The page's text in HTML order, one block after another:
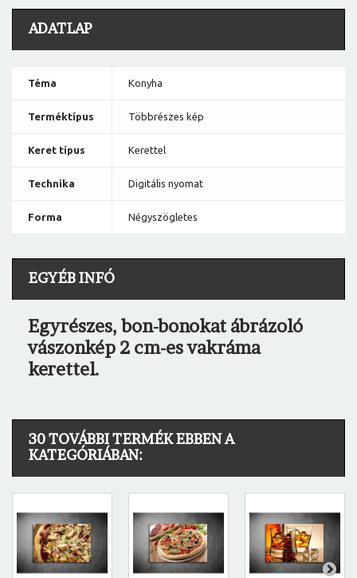
ADATLAP
Téma Konyha
Terméktípus Többrészes kép
Keret típus Kerettel
Technika Digitális nyomat
Forma Négyszögletes
EGYÉB INFÓ
Egyrészes, bon-bonokat ábrázoló
vászonkép 2 cm-es vakráma
kerettel.
30 TOVÁBBI TERMÉK EBBEN A
KATEGÓRIÁBAN: